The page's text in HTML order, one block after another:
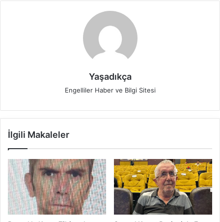
Yaşadıkça
Engelliler Haber ve Bilgi Sitesi
İlgili Makaleler